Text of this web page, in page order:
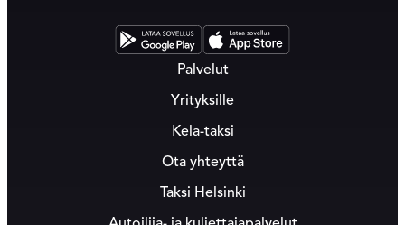
Palvelut
Yrityksille
Kela-taksi
Ota yhteyttä
Taksi Helsinki